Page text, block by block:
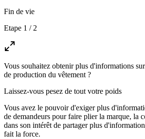
Fin de vie
Etape 1 / 2
Vous souhaitez obtenir plus d'informations
de production du vêtement ?
Laissez-vous pesez de tout votre poids
Vous avez le pouvoir d'exiger plus
de demandeurs pour faire plier la marque, la
dans son intérêt de partager plus
fait la force.